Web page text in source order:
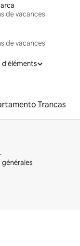
de vacances
de vacances
d'éléments
Trancas